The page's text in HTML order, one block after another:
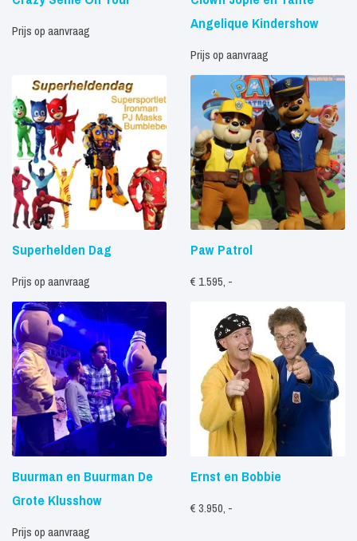
Prijs op aanvraag
Angelique Kindershow
Prijs op aanvraag
Superhelden Dag
Prijs op aanvraag
Paw Patrol
€ 1.595, -
Buurman en Buurman De
Grote Klusshow
Prijs op aanvraag
Ernst en Bobbie
€ 3.950, -